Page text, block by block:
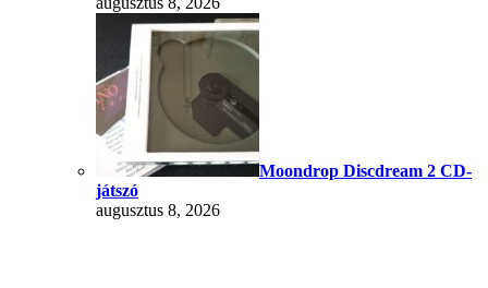
Moondrop Discdream 2 CD-
játszó
augusztus 8, 2026